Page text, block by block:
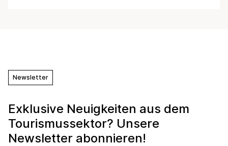
Newsletter
Exklusive Neuigkeiten aus dem
Tourismussektor? Unsere
Newsletter abonnieren!